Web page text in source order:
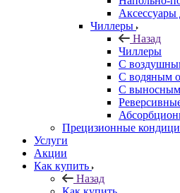
Аксессуары
Чиллеры
Назад
Чиллеры
С
С водяным
С выносным
Прецизионные
Услуги
Акции
Как купить
Назад